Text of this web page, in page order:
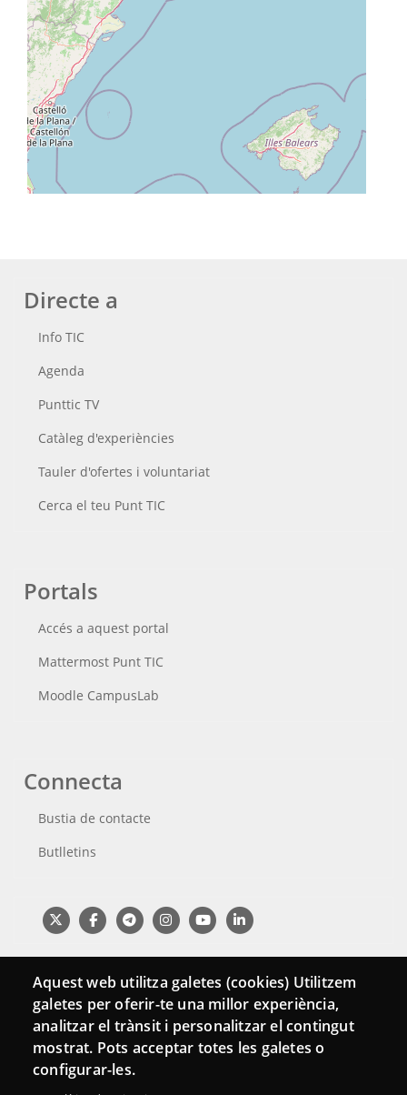
Directe a
Info TIC
Agenda
Punttic TV
Catàleg d'experiències
Tauler d'ofertes i voluntariat
Cerca el teu Punt TIC
Portals
Accés a aquest portal
Mattermost Punt TIC
Moodle CampusLab
Connecta
Bustia de contacte
Butlletins
Aquest web utilitza galetes (cookies) Utilitzem
galetes per oferir-te una millor experiència,
analitzar el trànsit i personalitzar el contingut
mostrat. Pots acceptar totes les galetes o
configurar-les.